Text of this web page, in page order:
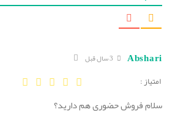
Abshari
امتیاز :
سلام فروش حضوری هم دارید؟